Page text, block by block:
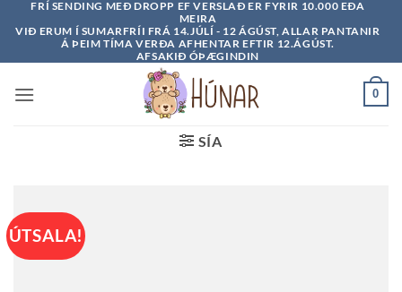
FRÍ SENDING MEÐ DROPP EF VERSLAÐ ER FYRIR 10.000 EÐA
MEIRA
VIÐ ERUM Í SUMARFRÍI FRÁ 14.JÚLÍ - 12 ÁGÚST, ALLAR PANTANIR
Á ÞEIM TÍMA VERÐA AFHENTAR EFTIR 12.ÁGÚST.
AFSAKIÐ ÓÞÆGINDIN
0
SÍA
ÚTSALA!